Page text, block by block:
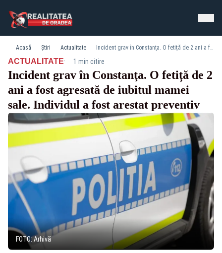
Acasă Știri Actualitate Incident grav în Constanţa. O fetiță de 2 ani a fost agresată de iubitul mamei sale. Individul a fost arestat preventiv
ACTUALITATE· 1 min citire
Incident grav în Constanţa. O fetiță de 2
ani a fost agresată de iubitul mamei
sale. Individul a fost arestat preventiv
FOTO: Arhivă